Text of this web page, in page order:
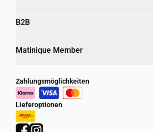
B2B
Matinique Member
Zahlungsmöglichkeiten
Lieferoptionen